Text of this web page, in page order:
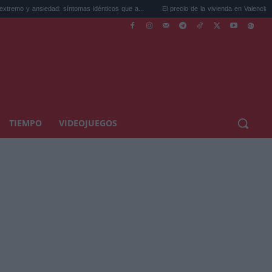
síntomas idénticos que a... El precio de la vivienda en Valencia sube a 3.485 ...
TIEMPO VIDEOJUEGOS